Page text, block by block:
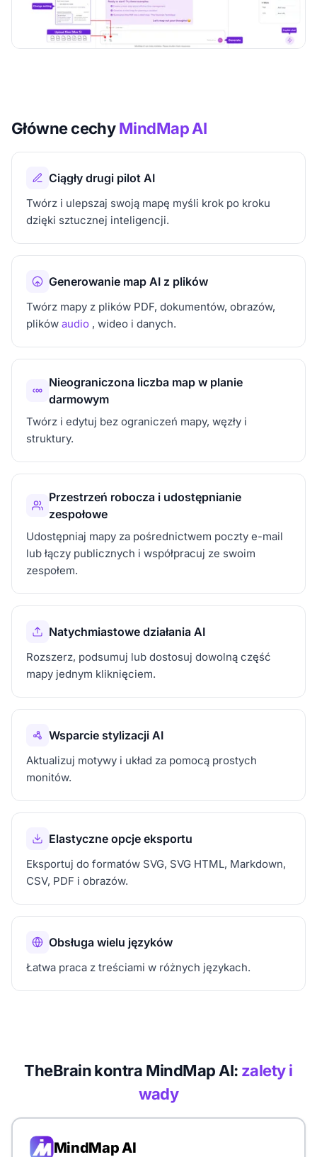
Główne cechyMindMap AI
Ciągły drugi pilot AI
Twórz i ulepszaj swoją mapę myśli krok po kroku
dzięki sztucznej inteligencji.
Generowanie map AI z plików
Twórz mapy z plików PDF, dokumentów, obrazów,
plików audio , wideo i danych.
Nieograniczona liczba map w planie
darmowym
Twórz i edytuj bez ograniczeń mapy, węzły i
struktury.
Przestrzeń robocza i udostępnianie
zespołowe
Udostępniaj mapy za pośrednictwem poczty e-mail
lub łączy publicznych i współpracuj ze swoim
zespołem.
Natychmiastowe działania AI
Rozszerz, podsumuj lub dostosuj dowolną część
mapy jednym kliknięciem.
Wsparcie stylizacji AI
Aktualizuj motywy i układ za pomocą prostych
monitów.
Elastyczne opcje eksportu
Eksportuj do formatów SVG, SVG HTML, Markdown,
CSV, PDF i obrazów.
Obsługa wielu języków
Łatwa praca z treściami w różnych językach.
TheBrain kontra MindMap AI: zalety i
wady
MindMap AI